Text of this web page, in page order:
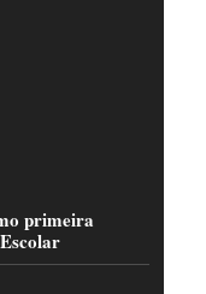
primeira